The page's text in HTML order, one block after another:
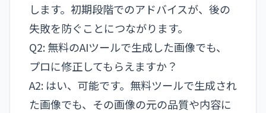
します。初期段階でのアドバイスが、後の
失敗を防ぐことにつながります。
Q2: 無料のAIツールで生成した画像でも、
プロに修正してもらえますか？
A2: はい、可能です。無料ツールで生成され
た画像でも、その画像の元の品質や内容に